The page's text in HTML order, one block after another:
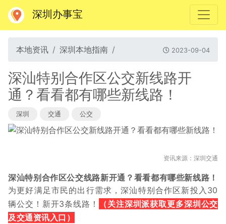
深圳办事宝
本地资讯 深圳本地指南 2023-09-04
深汕特别合作区公交新线路开
通？看看都有哪些新线路！
深圳 交通 公交
资讯来源：深圳交通
深汕特别合作区公交线路新开通？看看都有哪些新线路！
为更好满足市民的出行需求，深汕特别合作区新投入30
辆公交！新开3条线路！
（关注深圳派获取更多深圳公交
及交通资讯入口）